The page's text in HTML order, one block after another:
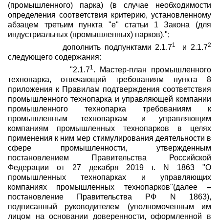
(промышленного) парка) (в случае необходимости
определения соответствия критерию, установленному
абзацем третьим пункта "е" статьи 1 Закона (для
индустриальных (промышленных) парков).";
дополнить подпунктами 2.1.71 и 2.1.72
следующего содержания:
"2.1.71. Мастер-план промышленного
технопарка, отвечающий требованиям пункта 8
приложения к Правилам подтверждения соответствия
промышленного технопарка и управляющей компании
промышленного технопарка требованиям к
промышленным технопаркам и управляющим
компаниям промышленных технопарков в целях
применения к ним мер стимулирования деятельности в
сфере промышленности, утвержденным
постановлением Правительства Российской
Федерации от 27 декабря 2019 г. N 1863 "О
промышленных технопарках и управляющих
компаниях промышленных технопарков"(далее –
постановление Правительства РФ N 1863),
подписанный руководителем (уполномоченным им
лицом на основании доверенности, оформленной в